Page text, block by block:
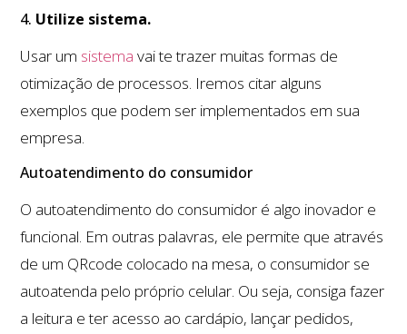
4. Utilize sistema.
Usar um sistema vai te trazer muitas formas de
otimização de processos. Iremos citar alguns
exemplos que podem ser implementados em sua
empresa.
Autoatendimento do consumidor
O autoatendimento do consumidor é algo inovador e
funcional. Em outras palavras, ele permite que através
de um QRcode colocado na mesa, o consumidor se
autoatenda pelo próprio celular. Ou seja, consiga fazer
a leitura e ter acesso ao cardápio, lançar pedidos,